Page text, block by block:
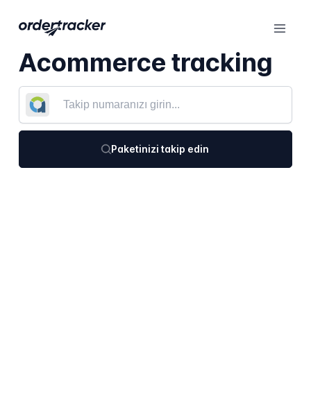
Acommerce tracking
Paketinizi takip edin